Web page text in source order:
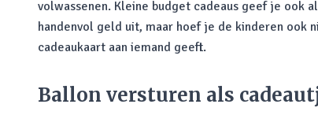
volwassenen. Kleine budget cadeaus geef je ook
handenvol geld uit, maar hoef je de kinderen ook
cadeaukaart aan iemand geeft.
Ballon versturen als